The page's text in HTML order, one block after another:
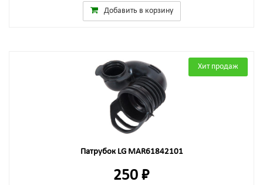
Добавить в корзину
Хит продаж
Патрубок LG MAR61842101
250 ₽